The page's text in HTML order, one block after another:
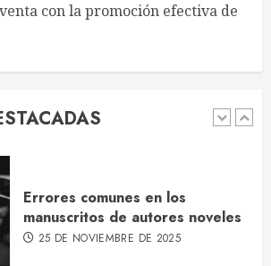
con la promoción efectiva de
Web personal para autores
Errores comunes en los
manuscritos de autores noveles
25 DE NOVIEMBRE DE 2025